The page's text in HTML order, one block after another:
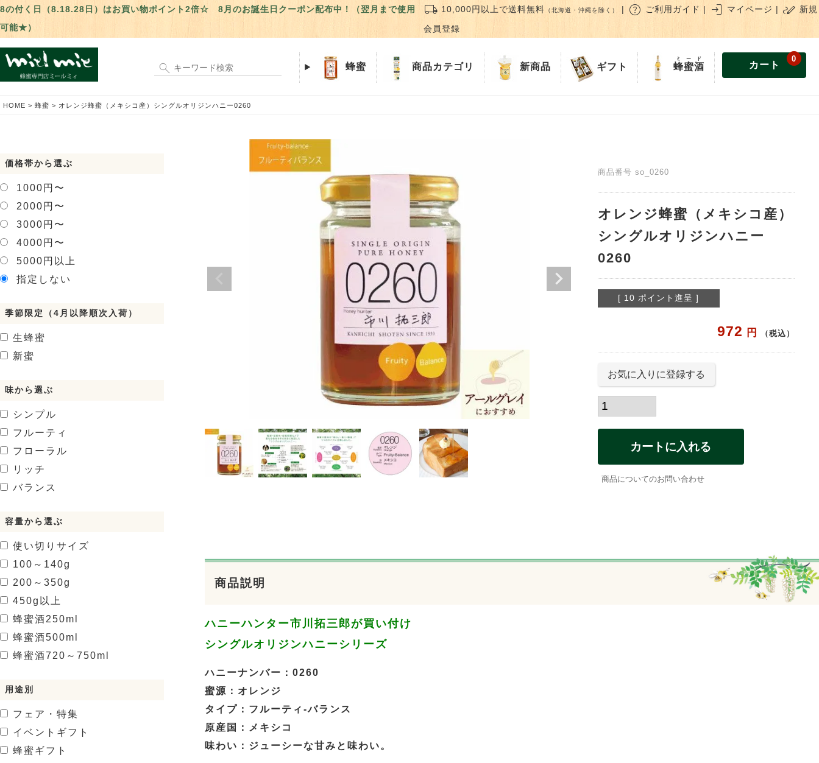
8の付く日（8.18.28日）はお買い物ポイント2倍☆ 8月のお誕生日クーポン配布中！（翌月まで使用
可能★）
local_shipping 10,000円以上で送料無料 （北海道・沖縄を除く） | help ご利用ガイド | login マイページ | stylus_note 新規
会員登録
蜂蜜 商品カテゴリ 新商品 ギフト 蜂蜜酒
ミード
カート
0
HOME 蜂蜜 オレンジ蜂蜜（メキシコ産）シングルオリジンハニー0260
商品番号 so_0260
オレンジ蜂蜜（メキシコ産）
シングルオリジンハニー
0260
[ 10 ポイント進呈 ]
972 税込
お気に入りに登録する
カートに入れる
商品についてのお問い合わせ
商品説明
ハニーハンター市川拓三郎が買い付け
シングルオリジンハニーシリーズ
ハニーナンバー：0260
蜜源：オレンジ
タイプ：フルーティ-バランス
原産国：メキシコ
味わい：ジューシーな甘みと味わい。
価格帯から選ぶ
1000円〜
2000円〜
3000円〜
4000円〜
5000円以上
指定しない
季節限定（4月以降順次入荷）
生蜂蜜
新蜜
味から選ぶ
シンプル
フルーティ
フローラル
リッチ
バランス
容量から選ぶ
使い切りサイズ
100～140g
200～350g
450g以上
蜂蜜酒250ml
蜂蜜酒500ml
蜂蜜酒720～750ml
用途別
フェア・特集
イベントギフト
蜂蜜ギフト